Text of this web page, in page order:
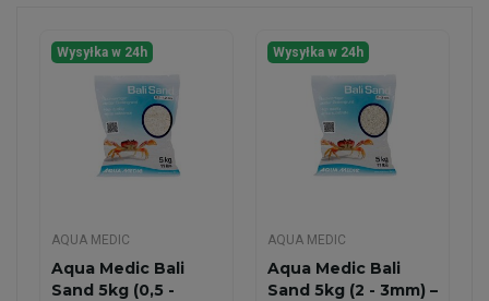
Wysyłka w 24h
AQUA MEDIC
Aqua Medic Bali
Sand 5kg (0,5 -
Wysyłka w 24h
AQUA MEDIC
Aqua Medic Bali
Sand 5kg (2 - 3mm) –